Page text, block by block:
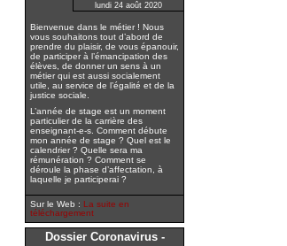
lundi 24 août 2020
Bienvenue dans le métier ! Nous
vous souhaitons tout d’abord de
prendre du plaisir, de vous épanouir,
de participer à l’émancipation des
élèves, de donner un sens à un
métier qui est aussi socialement
utile, au service de l’égalité et de la
justice sociale.
L’année de stage est un moment
particulier de la carrière des
enseignant-e-s. Comment débute
mon année de stage ? Quel est le
calendrier ? Quelle sera ma
rémunération ? Comment se
déroule la phase d’affectation, à
laquelle je participerai ?
Sur le Web : La suite en
téléchargement
Dossier Coronavirus -